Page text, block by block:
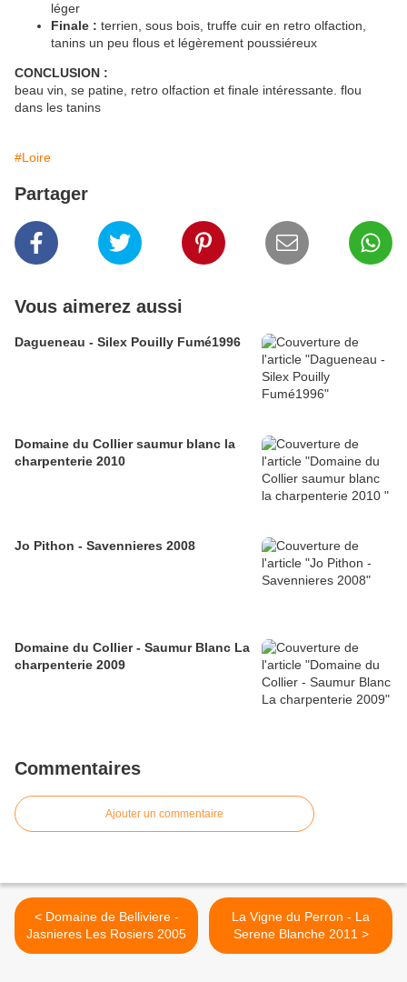
léger
Finale : terrien, sous bois, truffe cuir en retro olfaction,
tanins un peu flous et légèrement poussiéreux
CONCLUSION :
beau vin, se patine, retro olfaction et finale intéressante. flou
dans les tanins
#Loire
Partager
Vous aimerez aussi
Dagueneau - Silex Pouilly Fumé1996
Domaine du Collier saumur blanc la
charpenterie 2010
Jo Pithon - Savennieres 2008
Domaine du Collier - Saumur Blanc La
charpenterie 2009
Commentaires
Ajouter un commentaire
< Domaine de Belliviere -
Jasnieres Les Rosiers 2005
La Vigne du Perron - La
Serene Blanche 2011 >